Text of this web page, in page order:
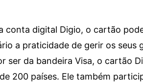
conta digital Digio, o cartão
a praticidade de gerir os seus
ser da bandeira Visa, o cartão
200 países. Ele também